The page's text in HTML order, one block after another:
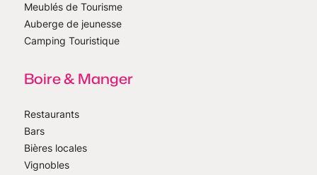
Meublés de Tourisme
Auberge de jeunesse
Camping Touristique
Boire & Manger
Restaurants
Bars
Bières locales
Vignobles